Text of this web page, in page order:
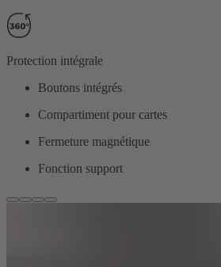
Protection intégrale
Boutons intégrés
Compartiment pour cartes
Fermeture magnétique
Fonction support